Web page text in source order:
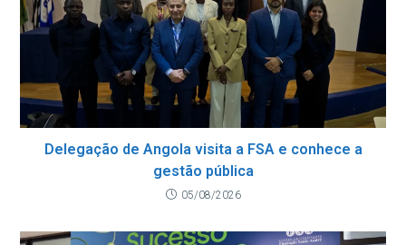
Delegação de Angola visita a FSA e conhece a
gestão pública
05/08/2026